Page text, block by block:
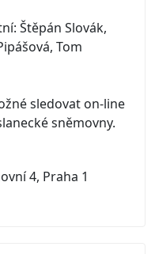
Štěpán Slovák,
Tom
sledovat on-line
sněmovny.
4, Praha 1